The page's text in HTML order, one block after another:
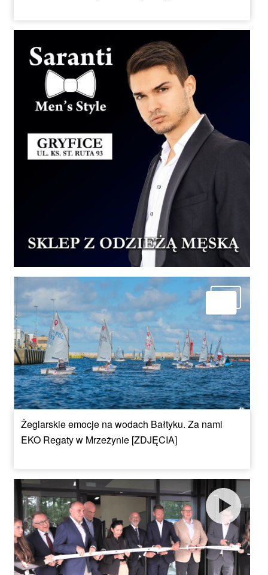
Żeglarskie emocje na wodach Bałtyku. Za nami
EKO Regaty w Mrzeżynie [ZDJĘCIA]